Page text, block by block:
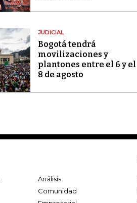
JUDICIAL
Bogotá tendrá
movilizaciones y
plantones entre el 6 y el
8 de agosto
Análisis
Comunidad